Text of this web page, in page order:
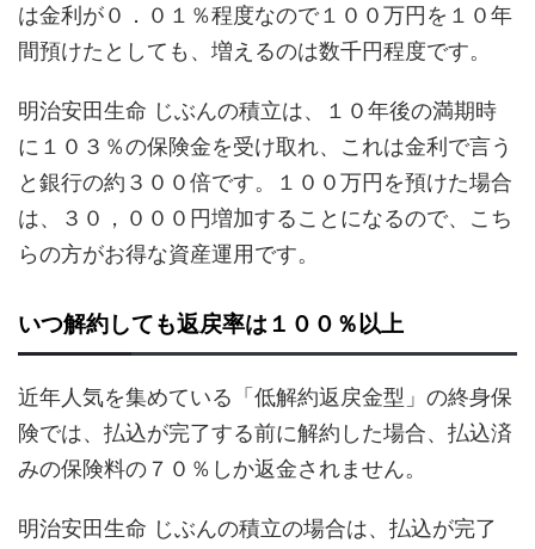
は金利が０．０１％程度なので１００万円を１０年
間預けたとしても、増えるのは数千円程度です。
明治安田生命 じぶんの積立は、１０年後の満期時
に１０３％の保険金を受け取れ、これは金利で言う
と銀行の約３００倍です。１００万円を預けた場合
は、３０，０００円増加することになるので、こち
らの方がお得な資産運用です。
いつ解約しても返戻率は１００％以上
近年人気を集めている「低解約返戻金型」の終身保
険では、払込が完了する前に解約した場合、払込済
みの保険料の７０％しか返金されません。
明治安田生命 じぶんの積立の場合は、払込が完了